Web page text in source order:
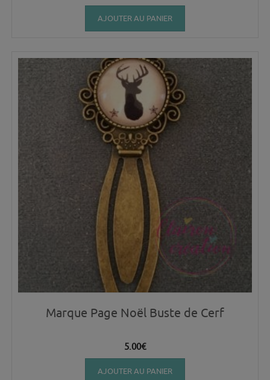
AJOUTER AU PANIER
Marque Page Noël Buste de Cerf
5.00€
AJOUTER AU PANIER